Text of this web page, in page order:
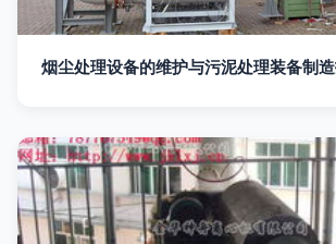
烟尘处理设备的维护与污泥处理装备制